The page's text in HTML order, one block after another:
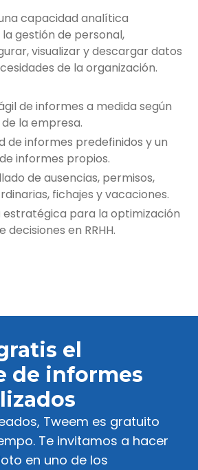
capacidad analítica
gestión de personal,
visualizar y descargar datos
de la organización.
de informes a medida según
la empresa.
de informes predefinidos y un
informes propios.
de ausencias, permisos,
fichajes y vacaciones.
para la optimización
decisiones en RRHH.
el
de informes
Tweem es gratuito
Te invitamos a hacer
en uno de los